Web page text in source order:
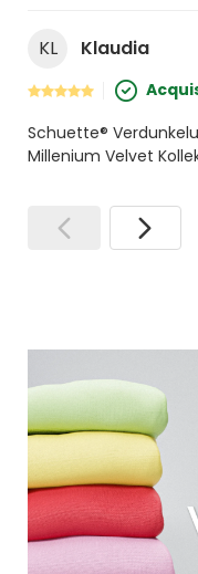
KL Klaudia
Schuette®
Millenium Velvet